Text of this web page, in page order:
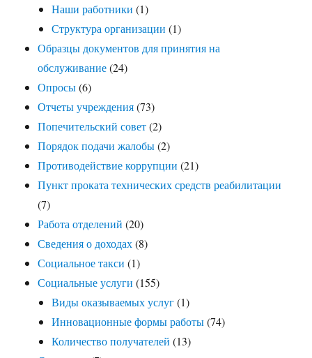
Наши работники (1)
Структура организации (1)
Образцы документов для принятия на
обслуживание(24)
Опросы(6)
Отчеты учреждения(73)
Попечительский совет(2)
Порядок подачи жалобы(2)
Противодействие коррупции (21)
Пункт проката технических средств реабилитации
(7)
Работа отделений (20)
Сведения о доходах(8)
Социальное такси (1)
Социальные услуги (155)
Виды оказываемых услуг(1)
Инновационные формы работы(74)
Количество получателей (13)